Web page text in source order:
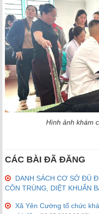
Hình ảnh khám
CÁC BÀI ĐÃ ĐĂNG
DANH SÁCH CƠ SỞ ĐỦ
CÔN TRÙNG, DIỆT KHUẨN
Xã Yên Cường tổ chức